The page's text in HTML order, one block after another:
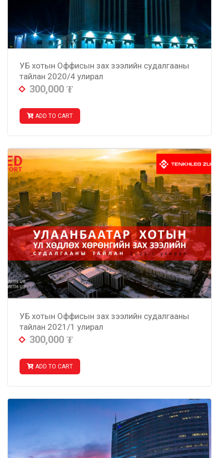
УБ хотын Оффисын зах зээлийн судалгааны
тайлан 2020/4 улирал
300,000 ₮
ADD TO CART
УБ хотын Оффисын зах зээлийн судалгааны
тайлан 2021/1 улирал
300,000 ₮
ADD TO CART